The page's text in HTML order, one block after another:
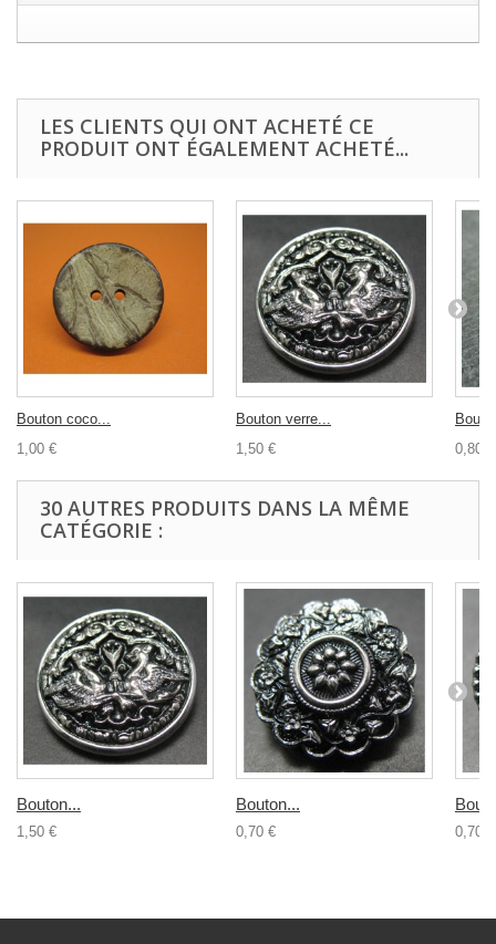
LES CLIENTS QUI ONT ACHETÉ CE
PRODUIT ONT ÉGALEMENT ACHETÉ...
Bouton coco...
1,00 €
Bouton verre...
1,50 €
0,80 €
30 AUTRES PRODUITS DANS LA MÊME
CATÉGORIE :
Bouton...
1,50 €
Bouton...
0,70 € 0,70 €